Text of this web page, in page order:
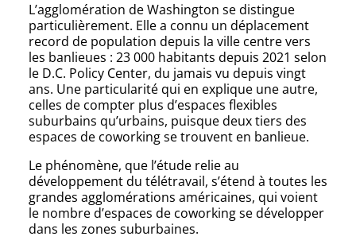
L’agglomération de Washington se distingue
particulièrement. Elle a connu un déplacement
record de population depuis la ville centre vers
les banlieues : 23 000 habitants depuis 2021 selon
le D.C. Policy Center, du jamais vu depuis vingt
ans. Une particularité qui en explique une autre,
celles de compter plus d’espaces flexibles
suburbains qu’urbains, puisque deux tiers des
espaces de coworking se trouvent en banlieue.
Le phénomène, que l’étude relie au
développement du télétravail, s’étend à toutes les
grandes agglomérations américaines, qui voient
le nombre d’espaces de coworking se développer
dans les zones suburbaines.